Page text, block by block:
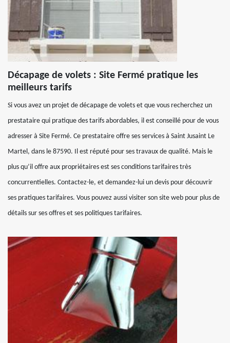
Décapage de volets : Site Fermé pratique les
meilleurs tarifs
Si vous avez un projet de décapage de volets et que vous recherchez un
prestataire qui pratique des tarifs abordables, il est conseillé pour de vous
adresser à Site Fermé. Ce prestataire offre ses services à Saint Jusaint Le
Martel, dans le 87590. Il est réputé pour ses travaux de qualité. Mais le
plus qu’il offre aux propriétaires est ses conditions tarifaires très
concurrentielles. Contactez-le, et demandez-lui un devis pour découvrir
ses pratiques tarifaires. Vous pouvez aussi visiter son site web pour plus de
détails sur ses offres et ses politiques tarifaires.